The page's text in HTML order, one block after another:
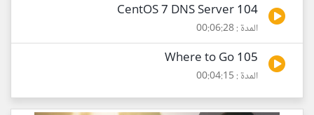
104 CentOS 7 DNS Server
المدة : 00:06:28
105 Where to Go
المدة : 00:04:15